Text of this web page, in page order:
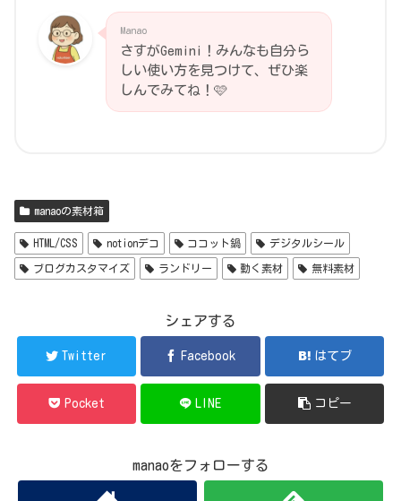
Manao
さすがGemini！みんなも自分ら
しい使い方を見つけて、ぜひ楽
しんでみてね！🩷
manaoの素材箱
HTML/CSS notionデコ ココット鍋 デジタルシール
ブログカスタマイズ ランドリー 動く素材 無料素材
シェアする
Twitter Facebook はてブ
Pocket LINE コピー
manaoをフォローする